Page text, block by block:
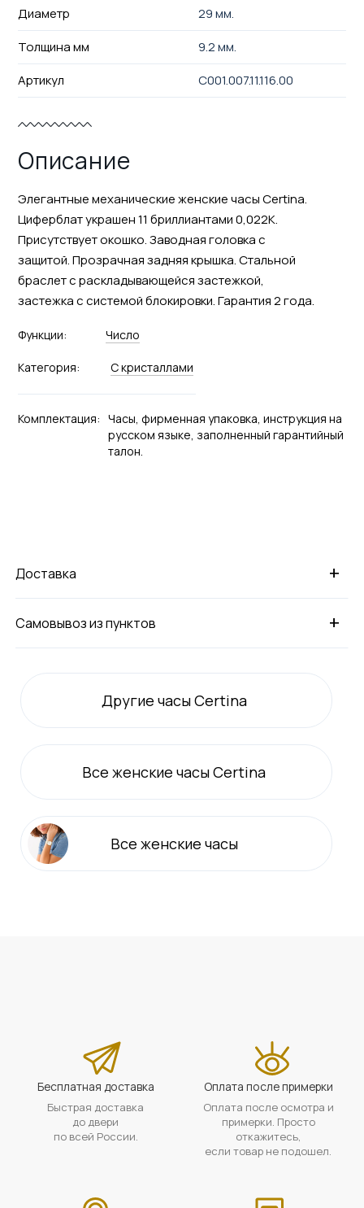
Диаметр
29 мм.
Толщина мм
9.2 мм.
Артикул
C001.007.11.116.00
Описание
Элегантные механические женские часы Certina.
Циферблат украшен 11 бриллиантами 0,022К.
Присутствует окошко. Заводная головка с
защитой. Прозрачная задняя крышка. Стальной
браслет с раскладывающейся застежкой,
застежка с системой блокировки. Гарантия 2 года.
Функции: Число
Категория: С кристаллами
Комплектация: Часы, фирменная упаковка, инструкция на
русском языке, заполненный гарантийный
талон.
+
Доставка
+
Самовывоз из пунктов
Другие часы Certina
Всеженские часы Certina
Все женские часы
Бесплатная доставка
Быстрая доставка
до двери
по всей России.
Оплата после примерки
Оплата после осмотра и
примерки. Просто
откажитесь,
если товар не подошел.